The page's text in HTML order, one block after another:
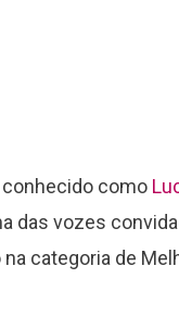
conhecido como
das vozes
na categoria de